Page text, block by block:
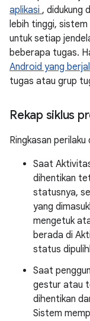
aplikasi , didukung
lebih tinggi,
untuk setiap
beberapa tugas.
Android yang
tugas atau grup
Rekap siklus
Ringkasan
Saat
dihentikan
statusnya,
yang
mengetuk
berada di
status
Saat
gestur atau
dihentikan
Sistem